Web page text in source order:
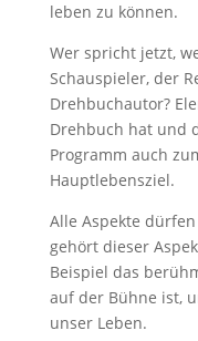
leben zu können.
Wer spricht jetzt,
Schauspieler, der
Drehbuchautor?
Drehbuch hat und
Programm auch
Hauptlebensziel.
Alle Aspekte
gehört dieser
Beispiel das
auf der Bühne ist,
unser Leben.